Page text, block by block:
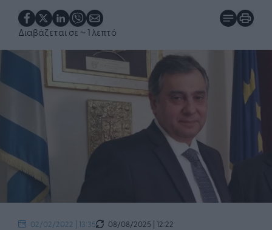
Διαβάζεται σε ~ 1 λεπτό
02/02/2022 | 13:35
08/08/2025 | 12:22